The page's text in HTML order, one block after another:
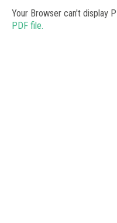
Your Browser can't display
PDF file.